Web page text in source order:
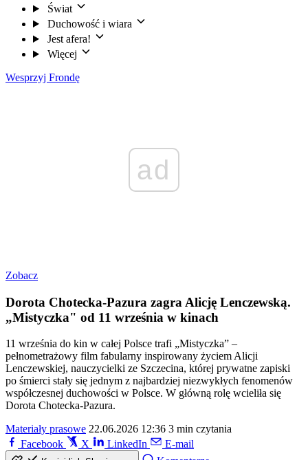
Świat
Duchowość i wiara
Jest afera!
Więcej
Wesprzyj Frondę
ad
Zobacz
Dorota Chotecka-Pazura zagra Alicję Lenczewską.
„Mistyczka" od 11 września w kinach
11 września do kin w całej Polsce trafi „Mistyczka” –
pełnometrażowy film fabularny inspirowany życiem Alicji
Lenczewskiej, nauczycielki ze Szczecina, której prywatne zapiski
po śmierci stały się jednym z najbardziej niezwykłych fenomenów
współczesnej duchowości w Polsce. W główną rolę wcieliła się
Dorota Chotecka-Pazura.
Materiały prasowe 22.06.2026 12:36 3 min czytania
Facebook
X LinkedIn E-mail